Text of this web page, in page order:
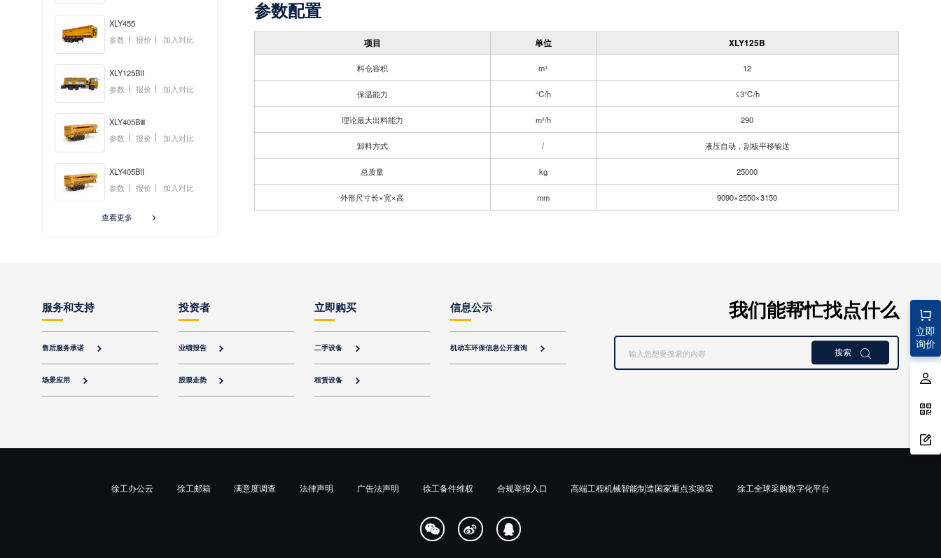
XLY455
参数
报价 加入对比
XLY125BII
参数
报价 加入对比
XLY405BⅢ
参数
报价 加入对比
XLY405BII
参数
报价 加入对比
查看更多 
参数配置
项目 单位 XLY125B
料仓容积 m³ 12
保温能力 ℃/h ≤3℃/h
理论最大出料能力 m³/h 290
卸料方式 / 液压自动，刮板平移输送
总质量 kg 25000
外形尺寸长×宽×高 mm 9090×2550×3150
立即
询价
服务和支持
售后服务承诺 
场景应用 
投资者
业绩报告 
股票走势 
立即购买
二手设备 
租赁设备 
信息公示
机动车环保信息公开查询 
我们能帮忙找点什么
搜索 
徐工办公云 徐工邮箱 满意度调查 法律声明 广告法声明 徐工备件维权 合规举报入口 高端工程机械智能制造国家重点实验室 徐工全球采购数字化平台
  